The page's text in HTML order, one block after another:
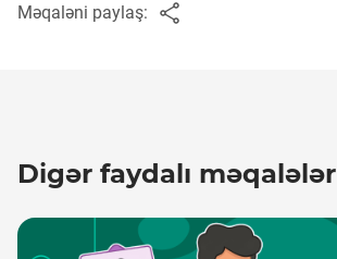
Məqaləni paylaş:
Digər faydalı məqalələr